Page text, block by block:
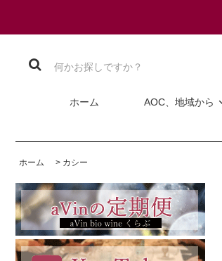
ホーム AOC、地域から
ホーム > カシー